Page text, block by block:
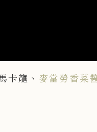
卡龍、 麥當勞香菜